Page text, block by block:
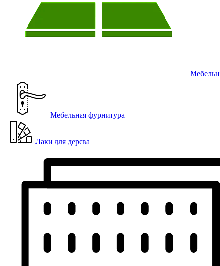
Мебельная фурнитура
Лаки для дерева